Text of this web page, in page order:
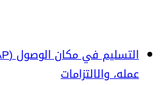
عمله، والالتزامات